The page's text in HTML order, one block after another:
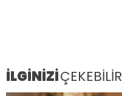
İLGİNİZİÇEKEBİLİR